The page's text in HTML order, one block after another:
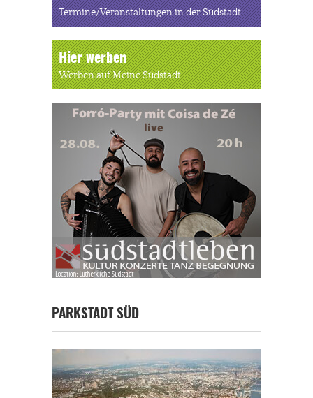
Termine/Veranstaltungen in der Südstadt
Hier werben
Werben auf Meine Südstadt
PARKSTADT SÜD